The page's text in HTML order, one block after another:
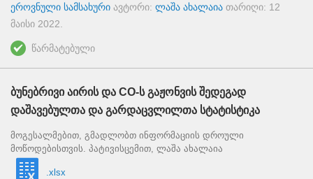
ეროვნული სამსახური ავტორი: ლაშა ახალაია თარიღი: 12
მაისი 2022
წარმატებული
ბუნებრივი აირის და CO-ს გაჟონვის შედეგად
დაშავებულთა და გარდაცვლილთა სტატისტიკა
მოგესალმებით, გმადლობთ ინფორმაციის დროული
მოწოდებისთვის. პატივისცემით, ლაშა ახალაია
.xlsx